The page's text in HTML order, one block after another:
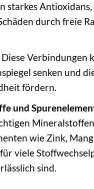
starkes
durch freie
Diese Verbindungen
senken und
fördern.
und
wie Zink,
viele
sind.